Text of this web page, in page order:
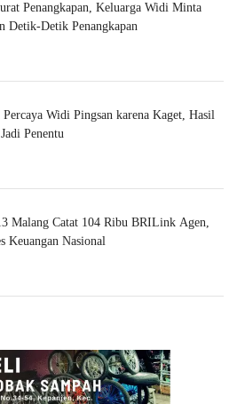
Penangkapan, Keluarga Widi Minta
Detik-Detik Penangkapan
Widi Pingsan karena Kaget, Hasil
Penentu
Malang Catat 104 Ribu BRILink Agen,
Keuangan Nasional